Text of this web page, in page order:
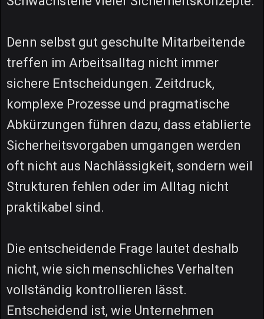
Denn selbst gut geschulte Mitarbeitende
treffen im Arbeitsalltag nicht immer
sichere Entscheidungen. Zeitdruck,
komplexe Prozesse und pragmatische
Abkürzungen führen dazu, dass etablierte
Sicherheitsvorgaben umgangen werden
oft nicht aus Nachlässigkeit, sondern weil
Strukturen fehlen oder im Alltag nicht
praktikabel sind.
Die entscheidende Frage lautet deshalb
nicht, wie sich menschliches Verhalten
vollständig kontrollieren lässt.
Entscheidend ist, wie Unternehmen